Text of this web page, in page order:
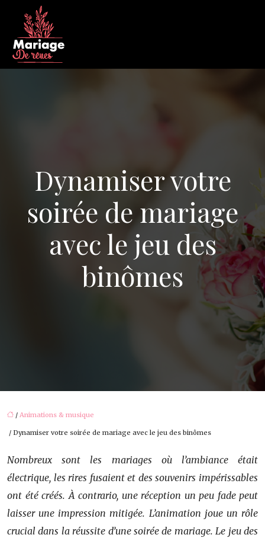
Dynamiser votre
soirée de mariage
avec le jeu des
binômes
/ Animations & musique
/ Dynamiser votre soirée de mariage avec le jeu des binômes
Nombreux sont les mariages où l’ambiance était
électrique, les rires fusaient et des souvenirs impérissables
ont été créés. À contrario, une réception un peu fade peut
laisser une impression mitigée. L’animation joue un rôle
crucial dans la réussite d’une soirée de mariage. Le jeu des